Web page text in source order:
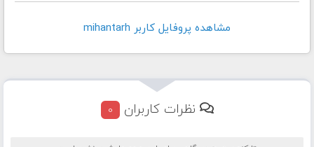
مشاهده پروفايل کاربر mihantarh
نظرات کاربران 0